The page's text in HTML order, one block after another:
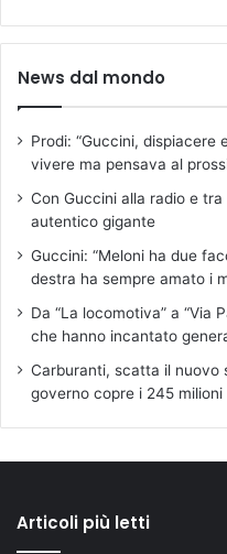
News dal mondo
Prodi: “Guccini, dispiacere
vivere ma pensava al
Con Guccini alla radio e
autentico gigante
Guccini: “Meloni ha due
destra ha sempre amato i
Da “La locomotiva” a “Via
che hanno incantato
Carburanti, scatta il nuovo
governo copre i 245 milioni
Articoli più letti